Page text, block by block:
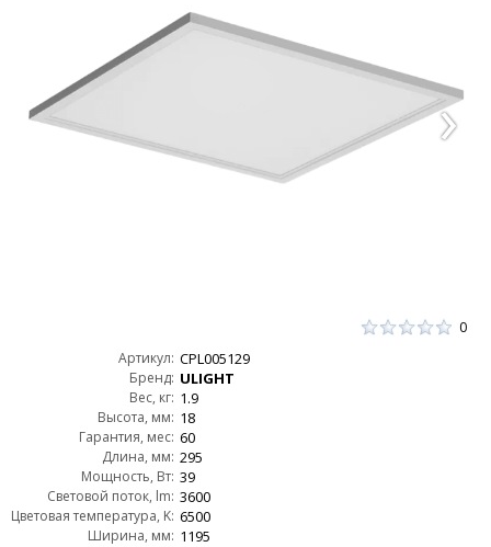
0
Артикул: CPL005129
Бренд: ULIGHT
Вес, кг: 1.9
Высота, мм: 18
Гарантия, мес: 60
Длина, мм: 295
Мощность, Вт: 39
Световой поток, lm: 3600
Цветовая температура, K: 6500
Ширина, мм: 1195